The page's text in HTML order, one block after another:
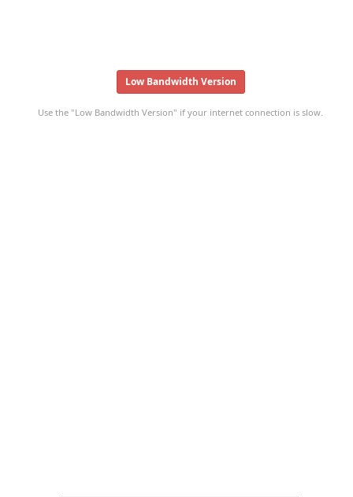
Low Bandwidth Version
Use the "Low Bandwidth Version" if your internet connection is slow.